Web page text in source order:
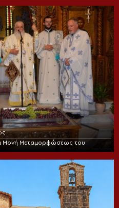
Μονή Μεταμορφώσεως του